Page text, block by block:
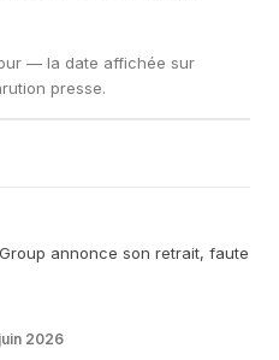
— la date affichée sur
presse.
annonce son retrait, faute
2026